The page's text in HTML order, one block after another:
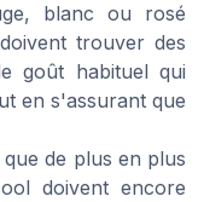
, blanc ou rosé
trouver des
legoût habituel qui
en s'assurant que
que de plus en plus
doivent encore